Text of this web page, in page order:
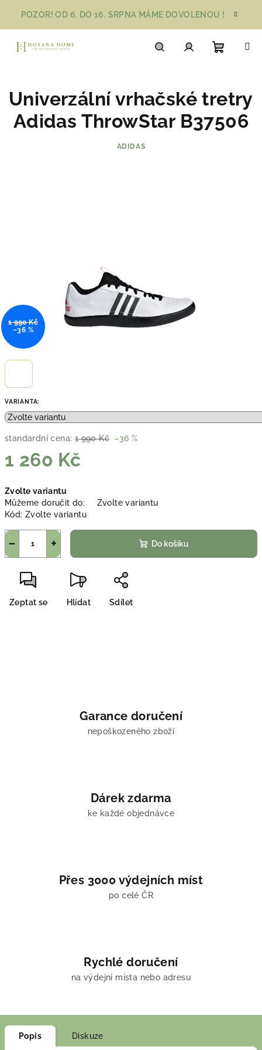
obsah
POZOR! OD 6. DO 16. SRPNA MÁME DOVOLENOU !
košík
VARIANTA:
standardní cena: 1 990 Kč –36 %
1 260 Kč
cena:
Zvolte variantu
Můžeme doručit do:
Zvolte variantu
Kód: Zvolte variantu
+
− Do košíku
Zeptat se Hlídat Sdílet
Univerzální vrhačské tretry
Adidas ThrowStar B37506
ADIDAS
1 990 Kč
–36 %
Garance doručení
nepoškozeného zboží
Dárek zdarma
ke každé objednávce
Přes 3000 výdejních míst
po celé ČR
Rychlé doručení
na výdejní místa nebo adresu
Popis Diskuze